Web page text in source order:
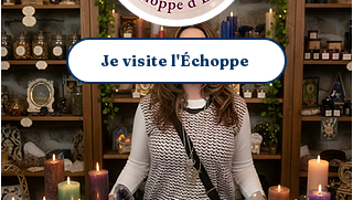
Je visite l'Échoppe